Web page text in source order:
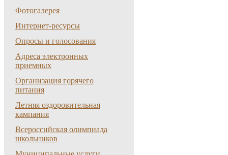
Фотогалерея
Интернет-ресурсы
Опросы и голосования
Адреса электронных
приемных
Организация горячего
питания
Летняя оздоровительная
кампания
Всероссийская олимпиада
школьников